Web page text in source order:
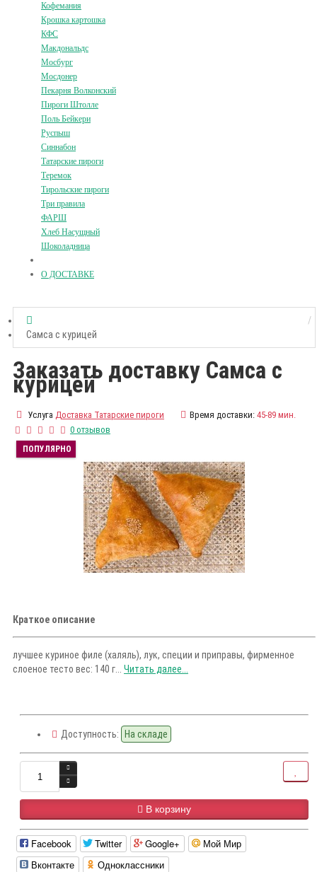
Кофемания
Крошка картошка
КФС
Макдональдс
Мосбург
Мосдонер
Пекарня Волконский
Пироги Штолле
Поль Бейкери
Руспыш
Синнабон
Татарские пироги
Теремок
Тирольские пироги
Три правила
ФАРШ
Хлеб Насущный
Шоколадница
О ДОСТАВКЕ
Самса с курицей
Заказать доставку Самса с
курицей
Услуга Доставка Татарские пироги Время доставки: 45-89 мин.
0 отзывов
ПОПУЛЯРНО
Краткое описание
лучшее куриное филе (халяль), лук, специи и приправы, фирменное
слоеное тесто вес: 140 г... Читать далее...
Доступность: На складе
В корзину
Facebook Twitter Google+
Мой Мир
Вконтакте
Одноклассники